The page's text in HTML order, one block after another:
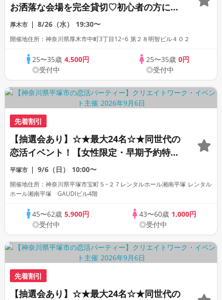
お洒落な会場を完全貸切♡初心者の方にも
オススメです！
厚木市 8/26（水） 19:30〜
開催地住所：神奈川県厚木市中町3丁目12−6 第２８明智ビル４０２
25〜35歳4,500円
◎受付中
25〜35歳 0円
◎受付中
先着割引
【抽選会あり】☆★最大24名☆★同世代の
恋活イベント！【女性限定・早期予約特
典】
平塚市 9/6（日） 10:00〜
開催地住所：神奈川県平塚市宝町５−２７レンタルホール湘南平塚 レンタル
ホール湘南平塚 GAUDIビル4階
45〜62歳5,900円
◎受付中
43〜60歳 1,000円
◎受付中
先着割引
【抽選会あり】☆★最大24名☆★同世代の